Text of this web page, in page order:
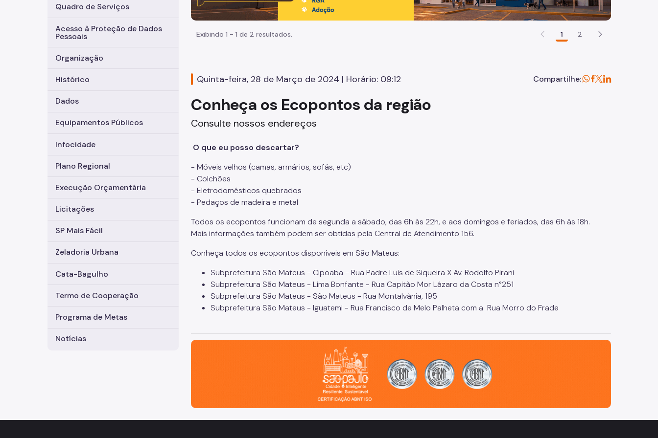
Quadro de Serviços
Acesso à Proteção de Dados
Pessoais
Organização
Histórico
Dados
Equipamentos Públicos
Infocidade
Plano Regional
Execução Orçamentária
Licitações
SP Mais Fácil
Zeladoria Urbana
Cata-Bagulho
Termo de Cooperação
Programa de Metas
Notícias
Exibindo 1 - 1 de 2 resultados. 1 2
Quinta-feira, 28 de Março de 2024 | Horário: 09:12 Compartilhe:
Conheça os Ecopontos da região
Consulte nossos endereços
O que eu posso descartar?
- Móveis velhos (camas, armários, sofás, etc)
- Colchões
- Eletrodomésticos quebrados
- Pedaços de madeira e metal
Todos os ecopontos funcionam de segunda a sábado, das 6h às 22h, e aos domingos e feriados, das 6h às 18h.
Mais informações também podem ser obtidas pela Central de Atendimento 156.
Conheça todos os ecopontos disponíveis em São Mateus:
Subprefeitura São Mateus - Cipoaba - Rua Padre Luis de Siqueira X Av. Rodolfo Pirani
Subprefeitura São Mateus - Lima Bonfante - Rua Capitão Mor Lázaro da Costa n°251
Subprefeitura São Mateus - São Mateus - Rua Montalvânia, 195
Subprefeitura São Mateus - Iguatemi - Rua Francisco de Melo Palheta com a Rua Morro do Frade
São Paulo, cidade inteligente, resiliente e sustentável